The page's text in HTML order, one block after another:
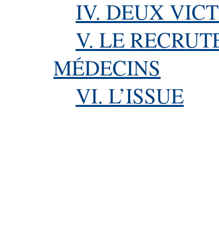
IV. DEUX
V. LE
MÉDECINS
VI. L’ISSUE